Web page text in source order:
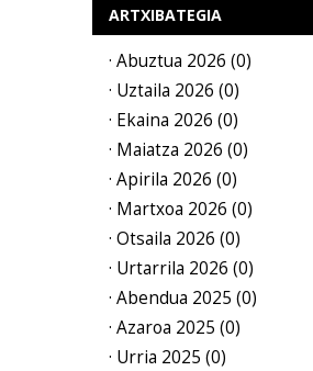
ARTXIBATEGIA
· Abuztua 2026 (0)
· Uztaila 2026 (0)
· Ekaina 2026 (0)
· Maiatza 2026 (0)
· Apirila 2026 (0)
· Martxoa 2026 (0)
· Otsaila 2026 (0)
· Urtarrila 2026 (0)
· Abendua 2025 (0)
· Azaroa 2025 (0)
· Urria 2025 (0)